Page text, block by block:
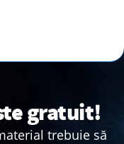
gratuit!
trebuie să